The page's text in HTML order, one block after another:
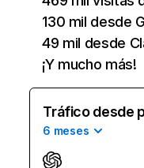
130 mil desde
49 mil desde
¡Y mucho más!
Tráfico desde
6 meses